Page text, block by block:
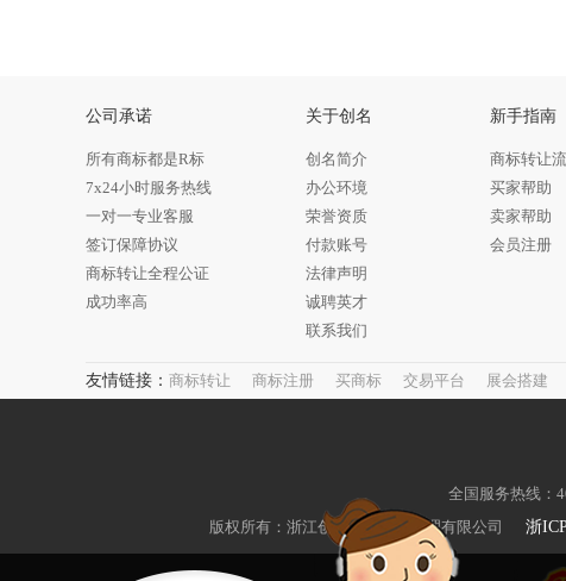
公司承诺
所有商标都是R标
7x24小时服务热线
一对一专业客服
签订保障协议
商标转让全程公证
成功率高
关于创名
创名简介
办公环境
荣誉资质
付款账号
法律声明
诚聘英才
联系我们
新手指南
商标转让
买家帮助
卖家帮助
会员注册
友情链接： 商标转让 商标注册 买商标 交易平台 展会搭建
全国服务热线：
版权所有：浙江创名知识产权代理有限公司
浙